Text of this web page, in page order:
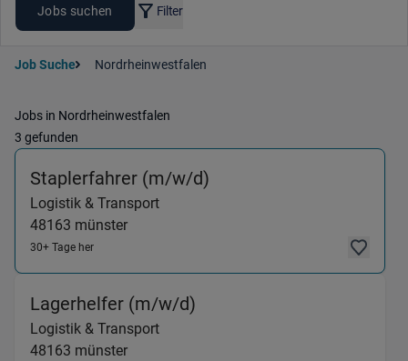
Jobs suchen Filter
Job Suche Nordrheinwestfalen
Jobs in Nordrheinwestfalen
3 gefunden
Staplerfahrer (m/w/d)
Logistik & Transport
48163 münster
30+ Tage her
Lagerhelfer (m/w/d)
Logistik & Transport
48163 münster